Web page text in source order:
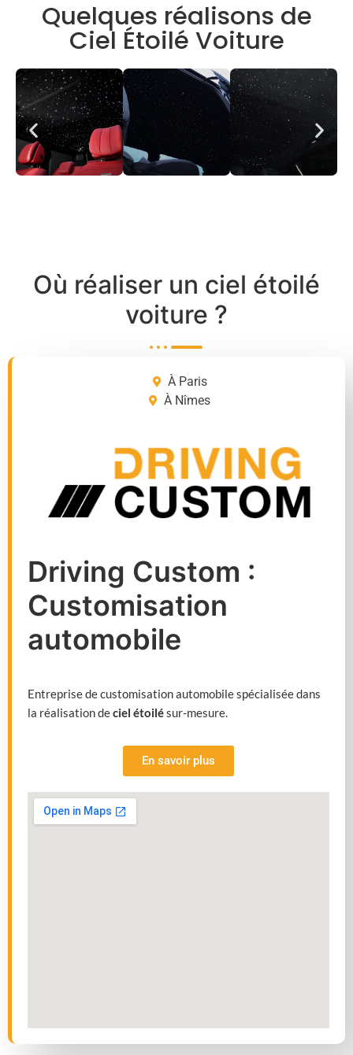
Quelques réalisons de
Ciel Étoilé Voiture
Où réaliser un ciel étoilé
voiture ?
À Paris
À Nîmes
Driving Custom :
Customisation
automobile
Entreprise de customisation automobile spécialisée dans
la réalisation deciel étoilésur-mesure.
En savoir plus